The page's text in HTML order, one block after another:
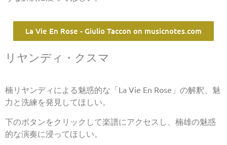
La Vie En Rose - Giulio Taccon on musicnotes.com
リヤンディ・クスマ
楠リヤンディによる魅惑的な「La Vie En Rose」の解釈、魅
力と洗練を発見してほしい。
下のボタンをクリックして楽譜にアクセスし、楠雄の魅惑
的な演奏に浸ってほしい。